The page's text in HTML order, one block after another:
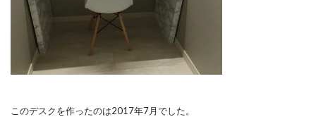
このデスクを作ったのは2017年7月でした。